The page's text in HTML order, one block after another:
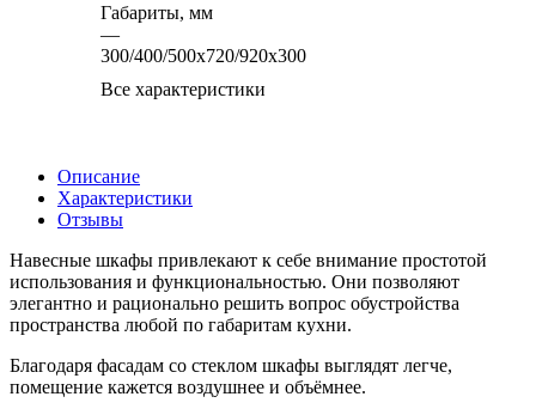
Габариты, мм
—
300/400/500х720/920х300
Все характеристики
Описание
Характеристики
Отзывы
Навесные шкафы привлекают к себе внимание простотой
использования и функциональностью. Они позволяют
элегантно и рационально решить вопрос обустройства
пространства любой по габаритам кухни.
Благодаря фасадам со стеклом шкафы выглядят легче,
помещение кажется воздушнее и объёмнее.